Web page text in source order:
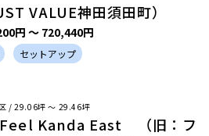
VALUE神田須田町）
円 〜 720,440円
セットアップ
/ 29.06坪 〜 29.46坪
Kanda East （旧：フ